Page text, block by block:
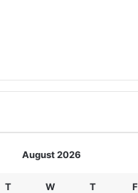
August 2026
T W T F